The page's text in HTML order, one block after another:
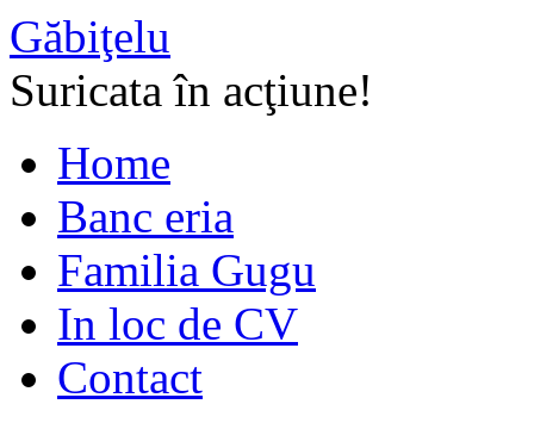
Găbiţelu
Suricata în acţiune!
Home
Banc eria
Familia Gugu
In loc de CV
Contact